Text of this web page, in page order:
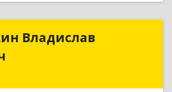
ВладиславВладислав